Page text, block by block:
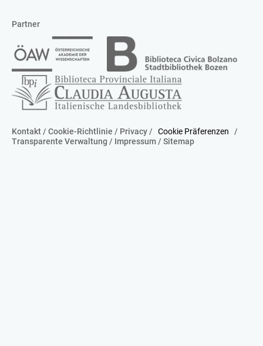
Partner
Kontakt/ Cookie-Richtlinie / Privacy/ Cookie Präferenzen
/
Transparente Verwaltung / Impressum/ Sitemap